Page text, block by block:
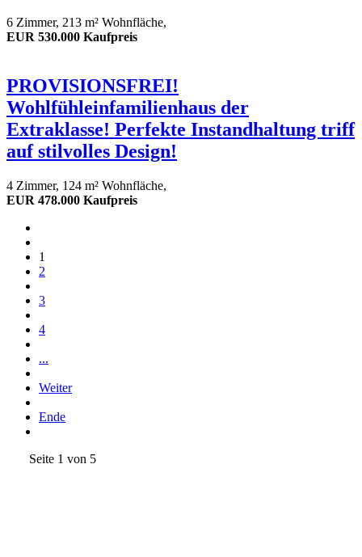
6 Zimmer, 213 m² Wohnfläche,
EUR 530.000 Kaufpreis
PROVISIONSFREI!
Wohlfühleinfamilienhaus der
Extraklasse! Perfekte Instandhaltung triff
auf stilvolles Design!
4 Zimmer, 124 m² Wohnfläche,
EUR 478.000 Kaufpreis
1
2
3
4
...
Weiter
Ende
Seite 1 von 5